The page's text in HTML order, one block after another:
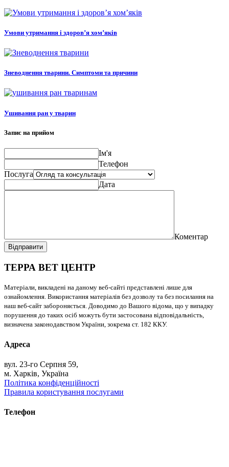
Умови утримання і здоров’я хом’яків
Зневоднення тварини. Симптоми та причини
Ушивання ран у тварин
Запис на прийом
Ім'я
Телефон
Послуга
Дата
Коментар
Відправити
ТЕРРА ВЕТ ЦЕНТР
Матеріали, викладені на даному веб-сайті представлені лише для
ознайомлення. Використання матеріалів без дозволу та без посилання на
наш веб-сайт забороняється. Доводимо до Вашого відома, що у випадку
порушення до таких осіб можуть бути застосована відповідальність,
визначена законодавством України, зокрема ст. 182 ККУ.
Адреса
вул. 23-го Серпня 59,
м. Харків, Україна
Політика конфіденційності
Правила користування послугами
Телефон